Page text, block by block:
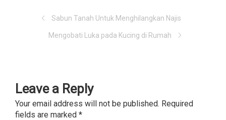
Sabun Tanah Untuk Menghilangkan Najis
Mengobati Luka pada Kucing di Rumah
Leave a Reply
Your email address will not be published. Required
fields are marked *